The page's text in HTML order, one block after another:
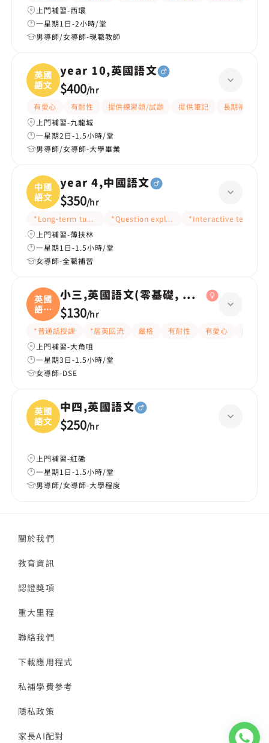
上門補習-西環
一星期1日-2小時/堂
男導師/女導師-現職教師
英國
語文
year 10,英國語文
$400/hr
有愛心 有耐性 提供練習題/試題 提供筆記
長期補習
上門補習-九龍城
一星期2日-1.5小時/堂
男導師/女導師-大學畢業
中國
語文
year 4,中國語文
$350/hr
*Long-term tutoring *Question explanation*Interactive teaching
上門補習-薄扶林
一星期1日-1.5小時/堂
女導師-全職補習
英國
語文
(
小三,英國語文(零基礎, 會話)
$130/hr
*普通話授課 *居英回流 嚴格 有耐性 有愛心
細心
上門補習-大角咀
一星期3日-1.5小時/堂
女導師-DSE
英國
語文
中四,英國語文
$250/hr
上門補習-紅磡
一星期1日-1.5小時/堂
男導師/女導師-大學程度
關於我們
教育資訊
認證獎項
重大里程
聯絡我們
下載應用程式
私補學費參考
隱私政策
家長AI配對